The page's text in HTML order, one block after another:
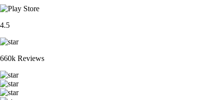
4.5
660k Reviews